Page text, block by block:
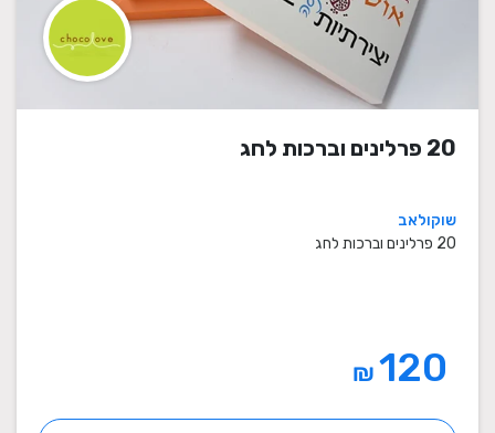
20 פרלינים וברכות לחג
שוקולאב
20 פרלינים וברכות לחג
₪